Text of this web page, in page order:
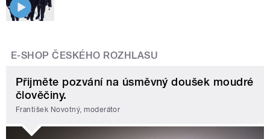
E-SHOP ČESKÉHO ROZHLASU
Přijměte pozvání na úsměvný doušek moudré
člověčiny.
František Novotný, moderátor